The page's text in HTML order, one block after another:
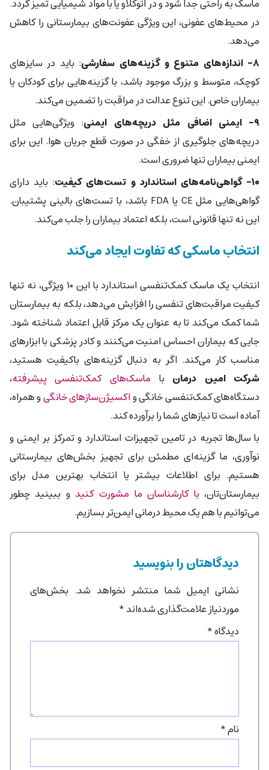
ماسک به راحتی جدا شود و در اتوکلاو یا با مواد شیمیایی تمیز گردد.
در محیط‌های عفونی، این ویژگی عفونت‌های بیمارستانی را کاهش
می‌دهد.
۸- اندازه‌های متنوع و گزینه‌های سفارشی
: باید در سایزهای
کوچک، متوسط و بزرگ موجود باشد، با گزینه‌هایی برای کودکان یا
بیماران خاص. این تنوع عدالت در مراقبت را تضمین می‌کند.
۹- ایمنی اضافی مثل دریچه‌های ایمنی
: ویژگی‌هایی مثل
دریچه‌های جلوگیری از خفگی در صورت قطع جریان هوا. این برای
ایمنی بیماران تنها ضروری است.
۱۰- گواهی‌نامه‌های استاندارد و تست‌های کیفیت
: باید دارای
گواهی‌هایی مثل CE یا FDA باشد، با تست‌های بالینی پشتیبان.
این نه تنها قانونی است، بلکه اعتماد بیماران را جلب می‌کند.
انتخاب ماسکی که تفاوت ایجاد می‌کند
انتخاب یک ماسک کمک‌تنفسی استاندارد با این ۱۰ ویژگی، نه تنها
کیفیت مراقبت‌های تنفسی را افزایش می‌دهد، بلکه به بیمارستان
شما کمک می‌کند تا به عنوان یک مرکز قابل اعتماد شناخته شود.
جایی که بیماران احساس امنیت می‌کنند و کادر پزشکی با ابزارهای
مناسب کار می‌کند. اگر به دنبال گزینه‌های باکیفیت هستید،
شرکت امین درمان با ماسک‌های کمک‌تنفسی پیشرفته،
دستگاه‌های کمک‌تنفسی خانگی واکسیژن‌سازهای خانگیو همراه،
آماده است تا نیازهای شما را برآورده کند.
با سال‌ها تجربه در تامین تجهیزات استاندارد و تمرکز بر ایمنی و
نوآوری، ما گزینه‌ای مطمئن برای تجهیز بخش‌های بیمارستانی
هستیم. برای اطلاعات بیشتر یا انتخاب بهترین مدل برای
بیمارستان‌تان، با کارشناسان ما مشورت کنیدو ببینید چطور
می‌توانیم با هم یک محیط درمانی ایمن‌تر بسازیم.
دیدگاهتان را بنویسید
نشانی ایمیل شما منتشر نخواهد شد. بخش‌های
موردنیاز علامت‌گذاری شده‌اند*
دیدگاه*
نام*